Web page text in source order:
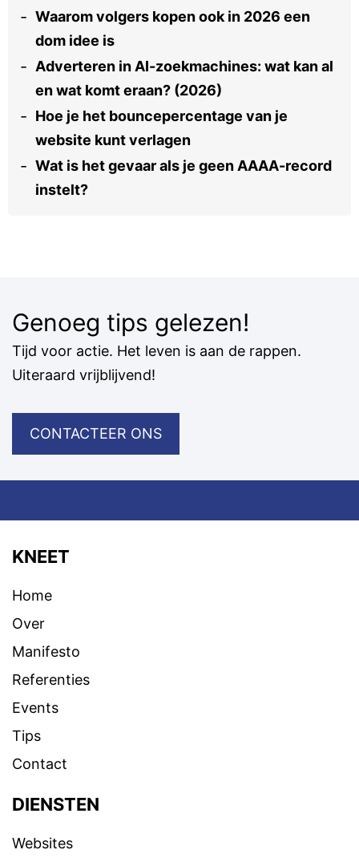
Waarom volgers kopen ook in 2026 een
dom idee is
Adverteren in AI-zoekmachines: wat kan al
en wat komt eraan? (2026)
Hoe je het bouncepercentage van je
website kunt verlagen
Wat is het gevaar als je geen AAAA-record
instelt?
Genoeg tips gelezen!
Tijd voor actie. Het leven is aan de rappen.
Uiteraard vrijblijvend!
CONTACTEER ONS
KNEET
Home
Over
Manifesto
Referenties
Events
Tips
Contact
DIENSTEN
Websites